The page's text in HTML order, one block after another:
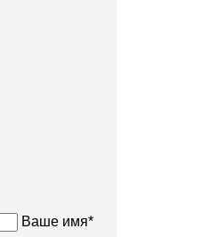
Ваше имя*